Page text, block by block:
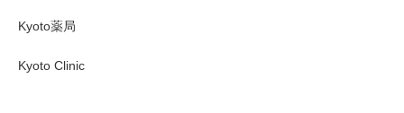
Kyoto薬局
Kyoto Clinic